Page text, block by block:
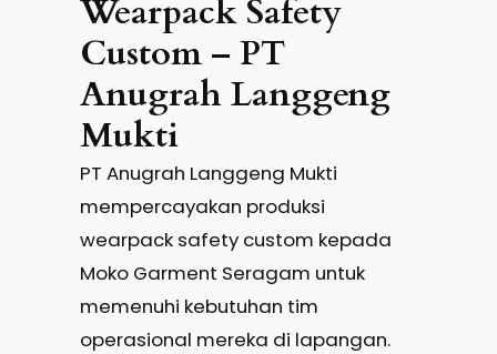
Wearpack Safety
Custom – PT
Anugrah Langgeng
Mukti
PT Anugrah Langgeng Mukti
mempercayakan produksi
wearpack safety custom kepada
Moko Garment Seragam untuk
memenuhi kebutuhan tim
operasional mereka di lapangan.